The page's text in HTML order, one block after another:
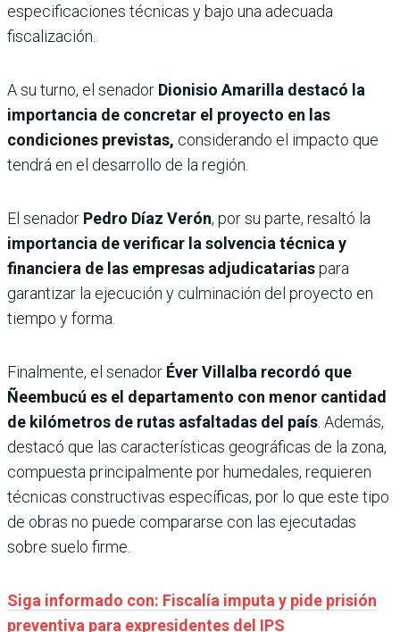
especificaciones técnicas y bajo una adecuada
fiscalización.
A su turno, el senador Dionisio Amarilla destacó la
importancia de concretar el proyecto en las
condiciones previstas, considerando el impacto que
tendrá en el desarrollo de la región.
El senador Pedro Díaz Verón, por su parte, resaltó la
importancia de verificar la solvencia técnica y
financiera de las empresas adjudicatariaspara
garantizar la ejecución y culminación del proyecto en
tiempo y forma.
Finalmente, el senador Éver Villalba recordó que
Ñeembucú es el departamento con menor cantidad
de kilómetros de rutas asfaltadas del país . Además,
destacó que las características geográficas de la zona,
compuesta principalmente por humedales, requieren
técnicas constructivas específicas, por lo que este tipo
de obras no puede compararse con las ejecutadas
sobre suelo firme.
Siga informado con: Fiscalía imputa y pide prisión
preventiva para expresidentes del IPS